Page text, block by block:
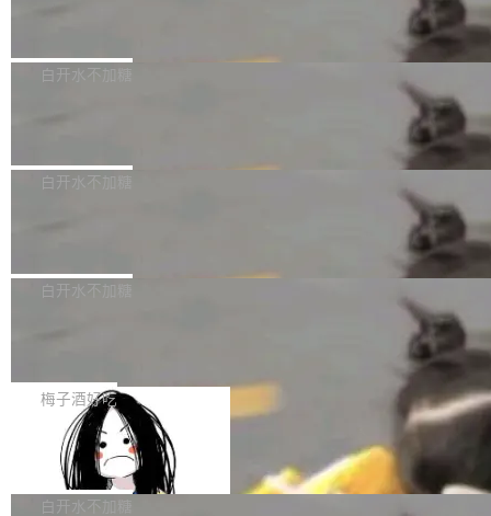
不得生成涉及安全性的关键变更，除非作者本身
36个月。 公告显示，本次宇树科技战略配售对
员工参与设立的专项资产管理计划。其中，Dee
获配9...
Bug fixes and enhancements 修复多次传递同
一个回归问题，该问题导致拉取镜像时会拒绝包
题，该问题可能导致在旧版 Linux 内核...
白开水不加糖
e 孵化器项目管理委员会（IPMC）投票中获得
P）！这一里程碑不仅标志着 Fluss 迈入新的发
白开水不加糖
长期停止内容更新，未能实现其作为“AI版维基百
提交的编辑请求也长期处于待处理状态。 Groki
pedia 于去年底上线，定位为由人工智能生成内
容的百科平台，被马斯克视为传统众包百科网站
维基百科的替代方案。Lawfare 调查发现，无论
热门页面还是低关注度页面，均未出现近期更
白开水不加糖
是这样的：配 MessageSource 的 Bean、写 R
eloadableResourceBundleMessageSource、
声明 LocaleResolver、注册 LocaleChangeInt
erceptor…五六步之后才能看到第一行翻译文
本。 Solon 换了个方式。整个 i18n 模块围绕三
梅子酒好吃
Apache Doris 4.1 全面增强 Iceberg：
支持 UPDATE、MERGE INTO 与 Iceb
erg V3
Apache Doris 4.1 要补齐的，正是缺失的那一
半。在已有查询能力的基础上，Doris 进一步支
白开水不加糖